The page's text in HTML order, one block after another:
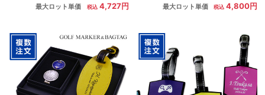
最大ロット単価
4,727円
最大ロット単価
4,800円